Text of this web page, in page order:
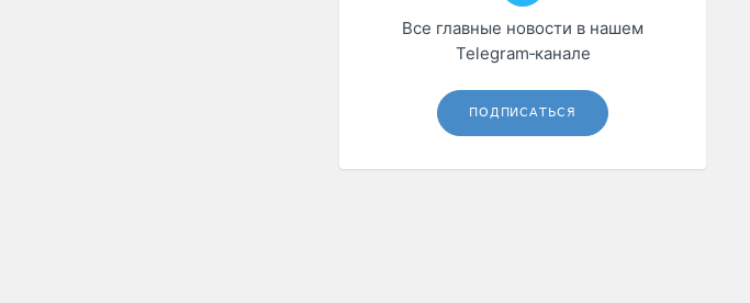
Все главные новости в нашем
Telegram‑канале
ПОДПИСАТЬСЯ